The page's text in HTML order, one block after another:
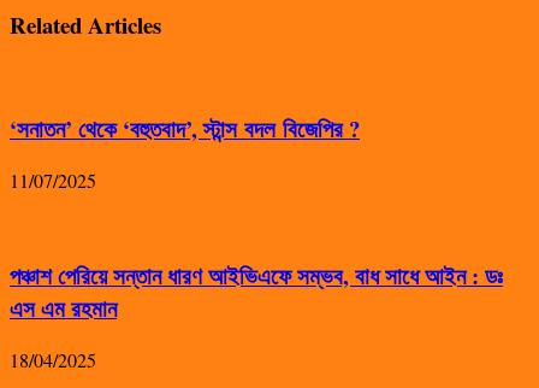
Related Articles
‘সনাতন’ থেকে ‘বহুতবাদ’, স্টান্স বদল বিজেপির ?
11/07/2025
পঞ্চাশ পেরিয়ে সন্তান ধারণ আইভিএফে সম্ভব, বাধ সাধে আইন : ডঃ
এস এম রহমান
18/04/2025